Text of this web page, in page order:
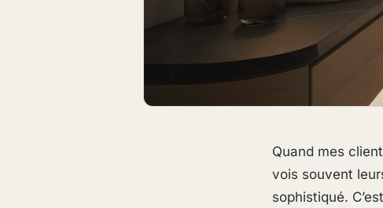
Quand mes
vois souvent
sophistiqué.